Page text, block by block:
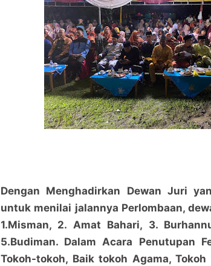
Sambut
adakan Festival
Barzanji
penaraja.com
Dengan Menghadirkan Dewan Juri
untuk menilai jalannya Perlombaan,
1.Misman, 2. Amat Bahari, 3.
5.Budiman. Dalam Acara Penutupan
Tokoh-tokoh, Baik tokoh Agama,
Sambut
adakan Festival
Barzanji
penaraja.com